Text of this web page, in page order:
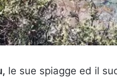
le sue spiagge ed il